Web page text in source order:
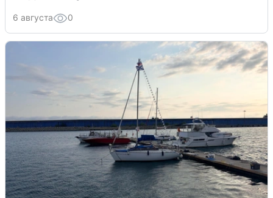
6 августа 0